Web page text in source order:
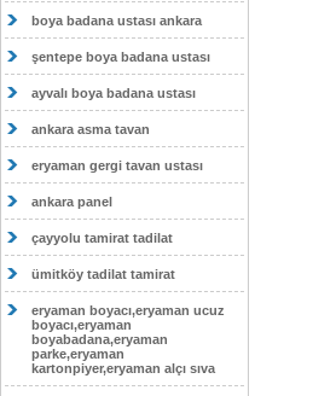
boya badana ustası ankara
şentepe boya badana ustası
ayvalı boya badana ustası
ankara asma tavan
eryaman gergi tavan ustası
ankara panel
çayyolu tamirat tadilat
ümitköy tadilat tamirat
eryaman boyacı,eryaman ucuz
boyacı,eryaman
boyabadana,eryaman
parke,eryaman
kartonpiyer,eryaman alçı sıva